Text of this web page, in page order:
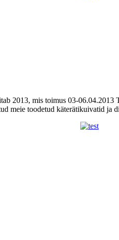
2013, mis toimus 03-06.04.2013
meie toodetud käterätikuivatid